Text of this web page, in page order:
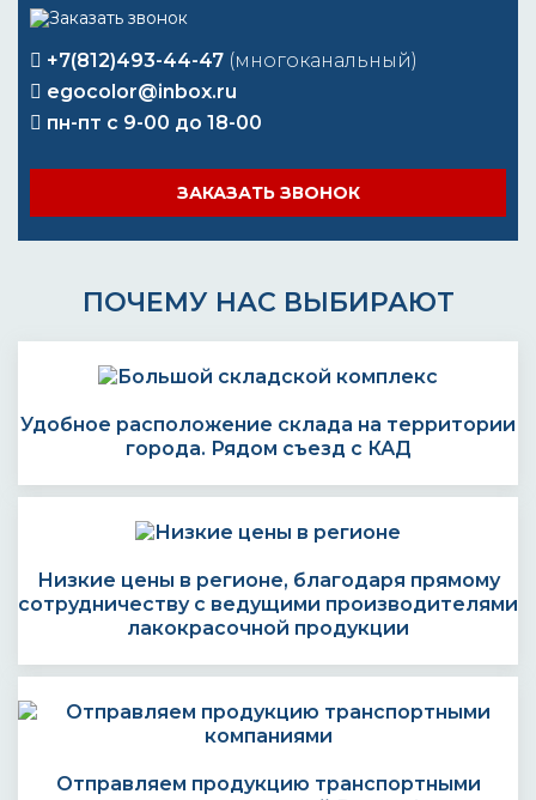
+7(812)493-44-47 (многоканальный)
egocolor@inbox.ru
пн-пт с 9-00 до 18-00
ЗАКАЗАТЬ ЗВОНОК
ПОЧЕМУ НАС ВЫБИРАЮТ
Удобное расположение склада на территории
города. Рядом съезд с КАД
Низкие цены в регионе, благодаря прямому
сотрудничеству с ведущими производителями
лакокрасочной продукции
Отправляем продукцию транспортными